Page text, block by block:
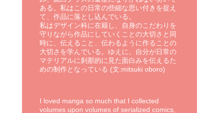
ある。私はこの日常の些細な思い付きを捉え
て、作品に落とし込んでいる。
私はデザイン科に在籍し、自身のこだわりを
守りながら作品にしていくことの大切さと同
時に、伝えること、伝わるように作ることの
大切さを学んでいる。ゆえに、自分が日常の
マテリアルに刹那的に見た面白みを伝えるた
めの制作となっている (文:mitsuki oboro)
I loved manga so much that I collected
volumes upon volumes of serialized comics,